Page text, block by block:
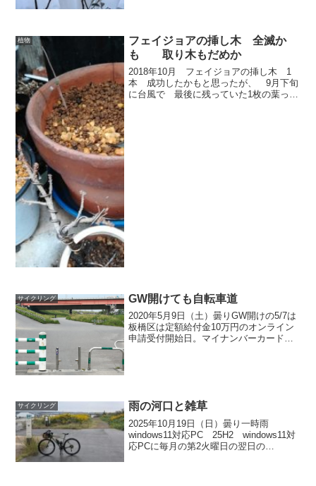
と、ガジュ...
植物
フェイジョアの挿し木 全滅か
も 取り木もだめか
2018年10月 フェイジョアの挿し木 1
本 成功したかもと思ったが、 9月下旬
に台風で 最後に残っていた1枚の葉っぱ
サイクリング GW開けても自転車道
2020年5月9日（土）曇りGW開けの5/7は
板橋区は定額給付金10万円のオンライン
申請受付開始日。マイナンバーカードも
サイクリング 雨の河口と雑草
2025年10月19日（日）曇り一時雨
windows11対応PC 25H2 windows11対
応PCに毎月の第2火曜日の翌日の